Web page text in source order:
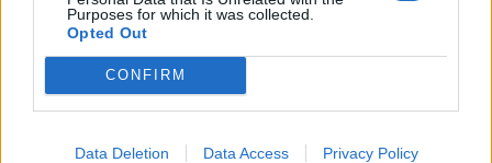
Purposes for which it was collected.
Opted Out
CONFIRM
Data Deletion Data Access Privacy Policy